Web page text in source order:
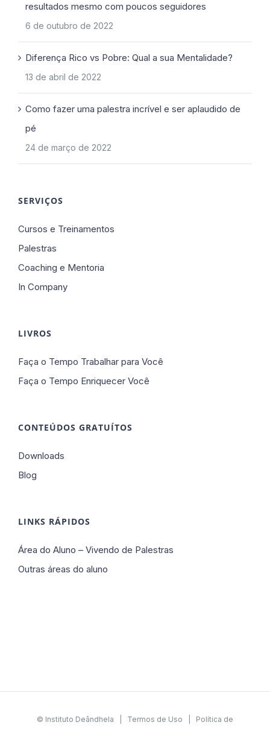
resultados mesmo com poucos seguidores
6 de outubro de 2022
Diferença Rico vs Pobre: Qual a sua Mentalidade?
13 de abril de 2022
Como fazer uma palestra incrível e ser aplaudido de
pé
24 de março de 2022
SERVIÇOS
Cursos e Treinamentos
Palestras
Coaching e Mentoria
In Company
LIVROS
Faça o Tempo Trabalhar para Você
Faça o Tempo Enriquecer Você
CONTEÚDOS GRATUÍTOS
Downloads
Blog
LINKS RÁPIDOS
Área do Aluno – Vivendo de Palestras
Outras áreas do aluno
© Instituto Deândhela | Termos de Uso Política de